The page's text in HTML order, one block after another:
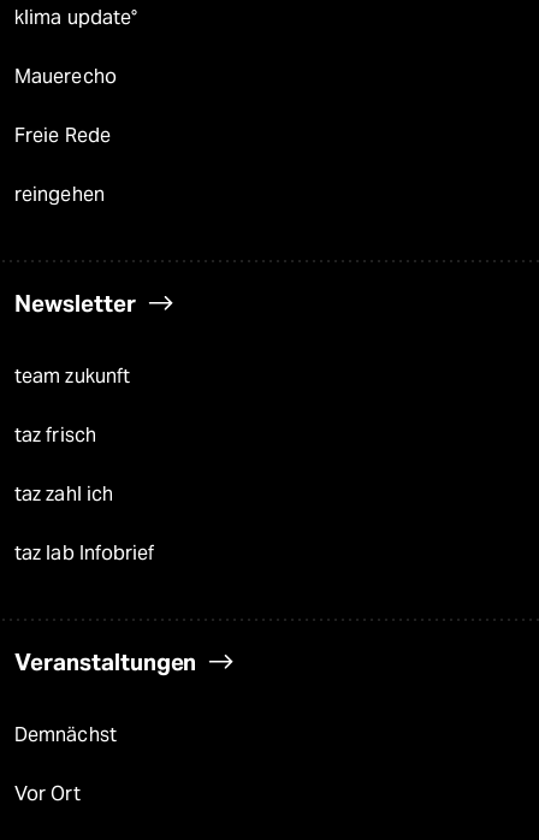
klima update°
Mauerecho
Freie Rede
reingehen
Newsletter
team zukunft
taz frisch
taz zahl ich
taz lab Infobrief
Veranstaltungen
Demnächst
Vor Ort